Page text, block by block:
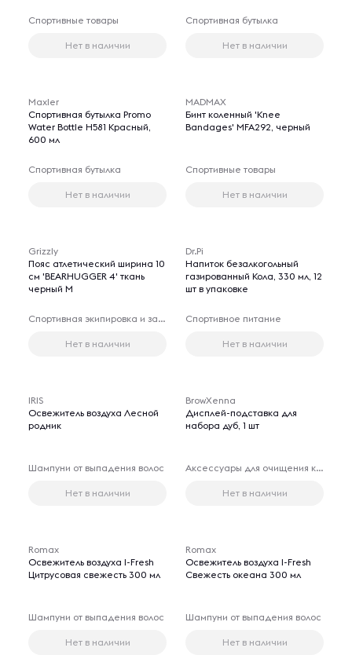
Спортивные товары
Нет в наличии
Спортивная бутылка
Нет в наличии
Maxler
Спортивная бутылка Promo
Water Bottle H581 Красный,
600 мл
Спортивная бутылка
Нет в наличии
MADMAX
Бинт коленный 'Knee
Bandages' MFA292, черный
Спортивные товары
Нет в наличии
Grizzly
Пояс атлетический ширина 10
см 'BEARHUGGER 4' ткань
черный M
Спортивная экипировка и защита
Нет в наличии
Dr.Pi
Напиток безалкогольный
газированный Кола, 330 мл, 12
шт в упаковке
Спортивное питание
Нет в наличии
IRIS
Освежитель воздуха Лесной
родник
Шампуни от выпадения волос
Нет в наличии
BrowXenna
Дисплей-подставка для
набора дуб, 1 шт
Аксессуары для очищения косметических принадлежностей
Нет в наличии
Romax
Освежитель воздуха I-Fresh
Цитрусовая свежесть 300 мл
Шампуни от выпадения волос
Нет в наличии
Romax
Освежитель воздуха I-Fresh
Свежесть океана 300 мл
Шампуни от выпадения волос
Нет в наличии